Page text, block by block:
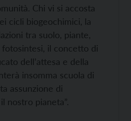
Chi vi si accosta
cicli biogeochimici, la
tra suolo, piante,
fotosintesi, il concetto di
dell’attesa e della
insomma scuola di
assunzione di
nostro pianeta”.